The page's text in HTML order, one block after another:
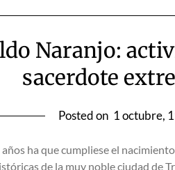
Naranjo:
sacerdote
Posted on 1 octubre,
ha que cumpliese el
de la muy noble ciudad de